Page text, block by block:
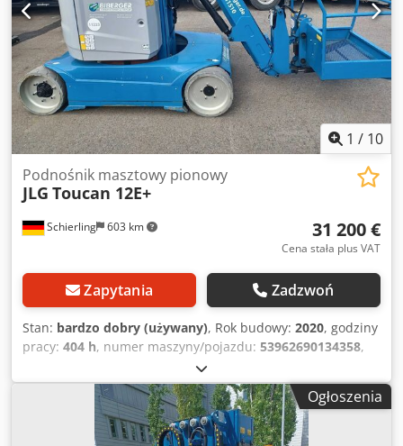
1 / 10
Schierling 603 km
Podnośnik masztowy pionowy
JLG Toucan 12E+
31 200 €
Cena stała plus VAT
Zapytania Zadzwoń
Stan: bardzo dobry (używany), Rok budowy: 2020, godziny
pracy: 404 h, numer maszyny/pojazdu: 53962690134358,
, masa całkowita:
paliwa:elektryczny, szerokość produktu (maks.):1 200
, wysokość robocza:12 650 mm, typ silnika:
Elektryczny, producent: JLG Cedpfozqcc Tex Alreha
Ogłoszenia